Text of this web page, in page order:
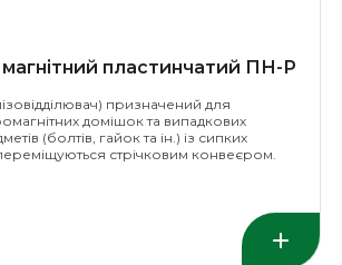
пластинчатий ПН-Р
призначений для
домішок та випадкових
(болтів, гайок та ін.) із сипких
переміщуються стрічковим конвеєром.